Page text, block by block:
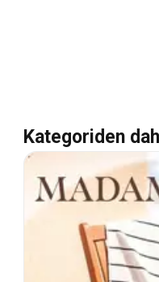
Kategoriden